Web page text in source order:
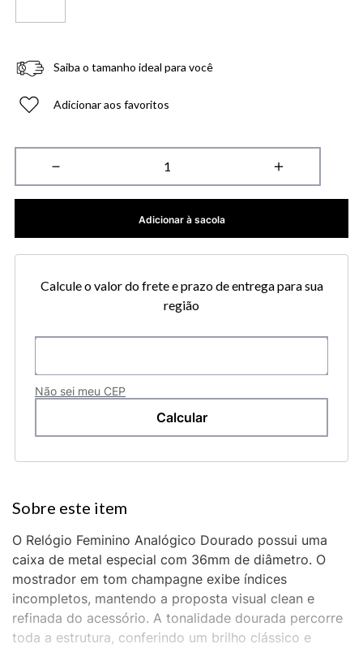
Saiba o tamanho ideal para você
Adicionar aos favoritos
＋
－
Adicionar à sacola
Calcule o valor do frete e prazo de entrega para sua
região
Não sei meu CEP
O Relógio Feminino Analógico Dourado possui uma
caixa de metal especial com 36mm de diâmetro. O
mostrador em tom champagne exibe índices
incompletos, mantendo a proposta visual clean e
refinada do acessório. A tonalidade dourada percorre
toda a estrutura, conferindo um brilho clássico e